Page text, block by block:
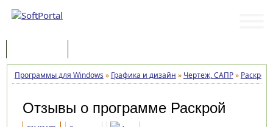
Программы для Windows » Графика и дизайн » Чертеж, САПР» Раскрой
Отзывы о программе Раскрой